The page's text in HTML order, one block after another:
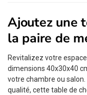
Ajoutez une
la paire de
Revitalizez votre
dimensions 40x30x40
votre chambre ou salon.
qualité, cette table de